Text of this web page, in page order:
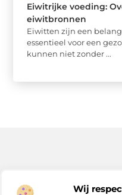
Wij
Eiwitrijke voeding:
eiwitbronnen
Eiwitten zijn een
essentieel voor een
kunnen niet zonder ...